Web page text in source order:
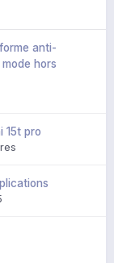
anti-
hors
15t pro